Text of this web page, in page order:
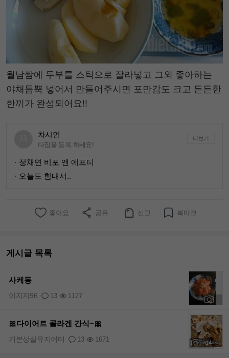
월남쌈에 두부를 스틱으로 잘라넣고 그외 좋아하는
야채듬뿍 넣어서 만들어주시면 포만감도 크고 든든한
한끼가 완성되어요!!
차시언
다짐을 등록 하세요!
더보기
· 정채연 비포 앤 에프터
· 오늘도 힘내서..
좋아요 공유 신고 북마크
게시글 목록
사케동
13 1127
이지지96
+14
🎀다이어트 콜라겐 간식~🎀
13 1671
기본상실유지어터